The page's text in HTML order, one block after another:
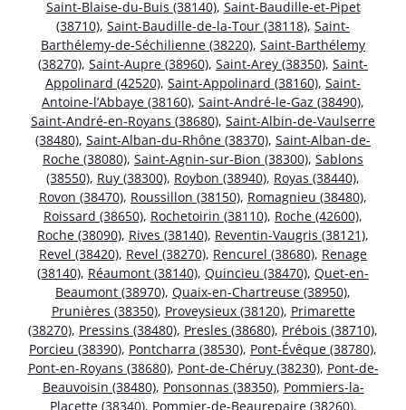
Saint-Blaise-du-Buis (38140), Saint-Baudille-et-Pipet
(38710), Saint-Baudille-de-la-Tour (38118), Saint-
Barthélemy-de-Séchilienne (38220), Saint-Barthélemy
(38270), Saint-Aupre (38960), Saint-Arey (38350), Saint-
Appolinard (42520), Saint-Appolinard (38160), Saint-
Antoine-l’Abbaye (38160), Saint-André-le-Gaz (38490),
Saint-André-en-Royans (38680), Saint-Albin-de-Vaulserre
(38480), Saint-Alban-du-Rhône (38370), Saint-Alban-de-
Roche (38080), Saint-Agnin-sur-Bion (38300), Sablons
(38550), Ruy (38300), Roybon (38940), Royas (38440),
Rovon (38470), Roussillon (38150), Romagnieu (38480),
Roissard (38650), Rochetoirin (38110), Roche (42600),
Roche (38090), Rives (38140), Reventin-Vaugris (38121),
Revel (38420), Revel (38270), Rencurel (38680), Renage
(38140), Réaumont (38140), Quincieu (38470), Quet-en-
Beaumont (38970), Quaix-en-Chartreuse (38950),
Prunières (38350), Proveysieux (38120), Primarette
(38270), Pressins (38480), Presles (38680), Prébois (38710),
Porcieu (38390), Pontcharra (38530), Pont-Évêque (38780),
Pont-en-Royans (38680), Pont-de-Chéruy (38230), Pont-de-
Beauvoisin (38480), Ponsonnas (38350), Pommiers-la-
Placette (38340), Pommier-de-Beaurepaire (38260),